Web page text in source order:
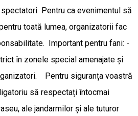
​Pentru ca evenimentul să
toată lumea, organizatorii fac
​Important pentru fani: -
în zonele special amenajate și
Pentru siguranța voastră
să respectați întocmai
ale jandarmilor și ale tuturor